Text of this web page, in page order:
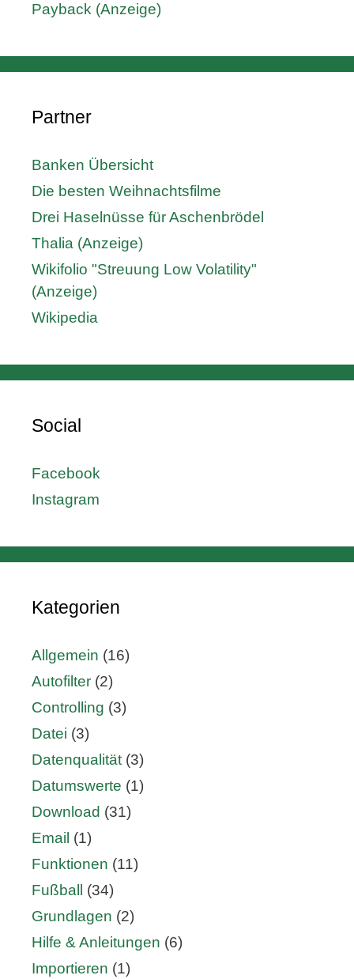
Payback (Anzeige)
Partner
Banken Übersicht
Die besten Weihnachtsfilme
Drei Haselnüsse für Aschenbrödel
Thalia (Anzeige)
Wikifolio "Streuung Low Volatility"
(Anzeige)
Wikipedia
Social
Facebook
Instagram
Kategorien
Allgemein (16)
Autofilter (2)
Controlling (3)
Datei (3)
Datenqualität (3)
Datumswerte (1)
Download (31)
Email (1)
Funktionen (11)
Fußball
(34)
Grundlagen (2)
Hilfe & Anleitungen (6)
Importieren (1)